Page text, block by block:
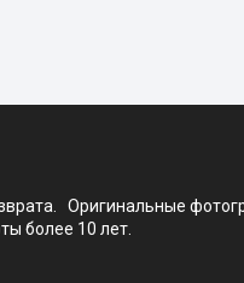
Оригинальные
более 10 лет.